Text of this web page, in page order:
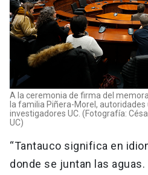
A la ceremonia de firma del
la familia Piñera-Morel,
investigadores UC. (Fotografía:
UC)
“Tantauco significa en
donde se juntan las